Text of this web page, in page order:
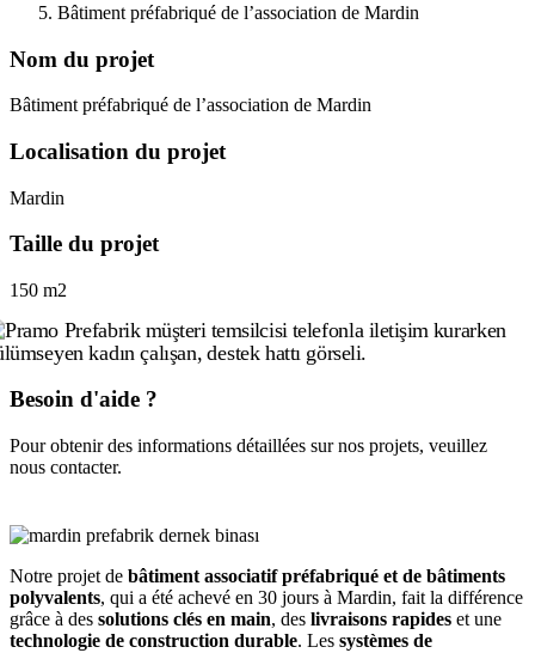
Bâtiment préfabriqué de l’association de Mardin
Nom du projet
Bâtiment préfabriqué de l’association de Mardin
Localisation du projet
Mardin
Taille du projet
150 m2
Besoin d'aide ?
Pour obtenir des informations détaillées sur nos projets, veuillez
nous contacter.
Notre projet de bâtiment associatif préfabriqué et de bâtiments
polyvalents, qui a été achevé en 30 jours à Mardin, fait la différence
grâce à des solutions clés en main, des livraisons rapides et une
technologie de construction durable. Les systèmes de